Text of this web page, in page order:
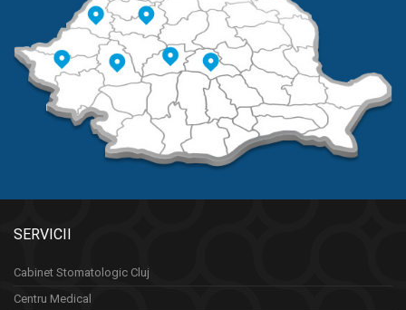
SERVICII
Cabinet Stomatologic Cluj
Centru Medical